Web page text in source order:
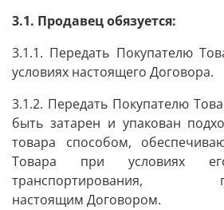
3.1. Продавец обязуется:
3.1.1. Передать Покупателю
условиях настоящего Договора.
3.1.2. Передать Покупателю
быть затарен и упакован
товара способом,
Товара при условиях
транспортирования,
настоящим Договором.